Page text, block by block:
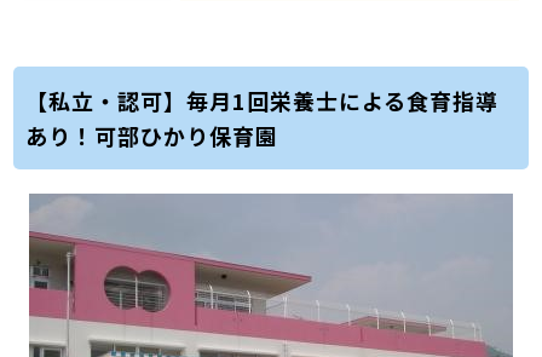
【私立・認可】毎月1回栄養士による食育指導
あり！可部ひかり保育園